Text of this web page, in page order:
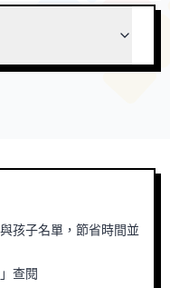
孩子名單，節省時間並
查閱